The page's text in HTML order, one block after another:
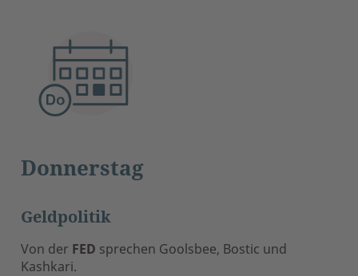
Donnerstag
Geldpolitik
Von der FED sprechen Goolsbee, Bostic und
Kashkari.